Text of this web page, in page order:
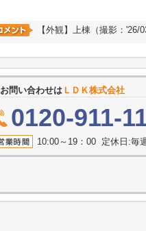
【外観】上棟（撮影：'26/
お問い合わせは ＬＤＫ株式会社
0120-911-
10:00～19：00 定休日:毎